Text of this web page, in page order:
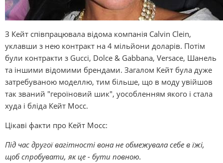
З Кейт співпрацювала відома компанія Calvin Clein,
уклавши з нею контракт на 4 мільйони доларів. Потім
були контракти з Gucci, Dolce & Gabbana, Versace, Шанель
та іншими відомими брендами. Загалом Кейт була дуже
затребуваною моделлю, тим більше, що в моду увійшов
так званий "героїновий шик", уособленням якого і стала
худа і бліда Кейт Мосс.
Цікаві факти про Кейт Мосс:
Під час другої вагітності вона не обмежувала себе в їжі,
щоб спробувати, як це - бути повною.